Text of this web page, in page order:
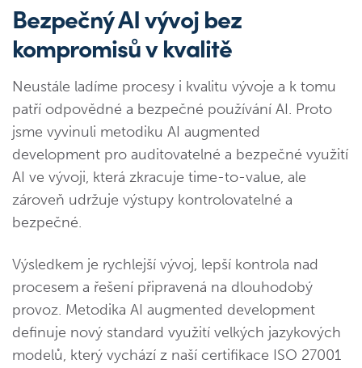
Bezpečný AI vývoj bez
kompromisů v kvalitě
Neustále ladíme procesy i kvalitu vývoje a k tomu
patří odpovědné a bezpečné používání AI. Proto
jsme vyvinuli metodiku AI augmented
development pro auditovatelné a bezpečné využití
AI ve vývoji, která zkracuje time-to-value, ale
zároveň udržuje výstupy kontrolovatelné a
bezpečné.
Výsledkem je rychlejší vývoj, lepší kontrola nad
procesem a řešení připravená na dlouhodobý
provoz. Metodika AI augmented development
definuje nový standard využití velkých jazykových
modelů, který vychází z naší certifikace ISO 27001